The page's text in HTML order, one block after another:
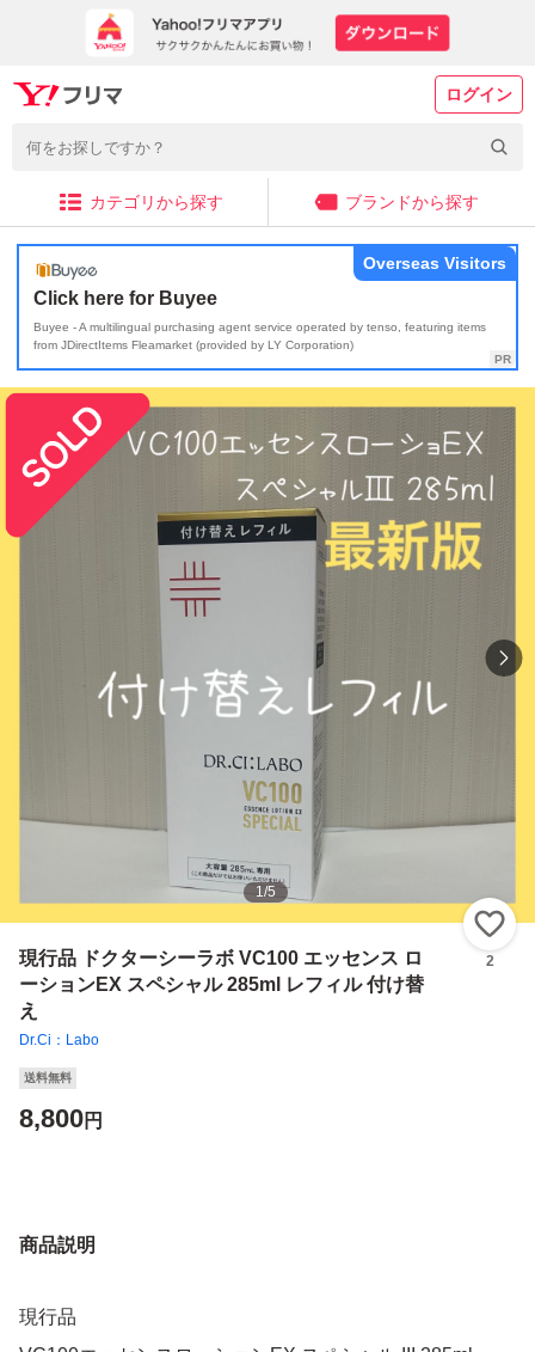
ログイン
カテゴリから探す ブランドから探す
Click here for Buyee
Buyee - A multilingual purchasing agent service operated by tenso, featuring items
from JDirectItems Fleamarket (provided by LY Corporation)
Overseas Visitors
1/5
現行品 ドクターシーラボ VC100 エッセンス ロ
ーションEX スペシャル 285ml レフィル 付け替
え
Dr.Ci：Labo
2
送料無料
8,800円
商品説明
現行品